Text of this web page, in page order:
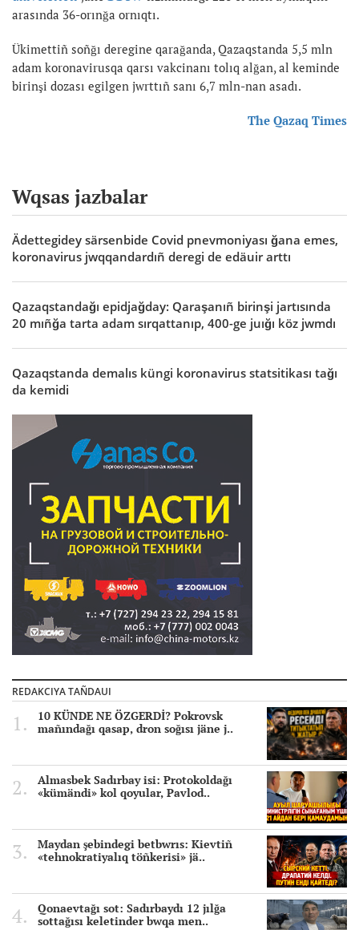
arasında 36-orınğa ornıqtı.
Ükimettiñ soñğı deregine qarağanda, Qazaqstanda 5,5 mln
adam koronavirusqa qarsı vakcinanı tolıq alğan, al keminde
birinşi dozası egilgen jwrttıñ sanı 6,7 mln-nan asadı.
The Qazaq Times
Wqsas jazbalar
Ädettegidey särsenbide Covid pnevmoniyası ğana emes,
koronavirus jwqqandardıñ deregi de edäuir arttı
Qazaqstandağı epidjağday: Qaraşanıñ birinşi jartısında
20 mıñğa tarta adam sırqattanıp, 400-ge juığı köz jwmdı
Qazaqstanda demalıs küngi koronavirus statsitikası tağı
da kemidi
REDAKCIYA TAÑDAUI
10 KÜNDE NE ÖZGERDİ? Pokrovsk
mañındağı qasap, dron soğısı jäne j..
Almasbek Sadırbay isi: Protokoldağı
«kümändi» kol qoyular, Pavlod..
Maydan şebindegi betbwrıs: Kievtiñ
«tehnokratiyalıq töñkerisi» jä..
Qonaevtağı sot: Sadırbaydı 12 jılğa
sottağısı keletinder bwqa men..